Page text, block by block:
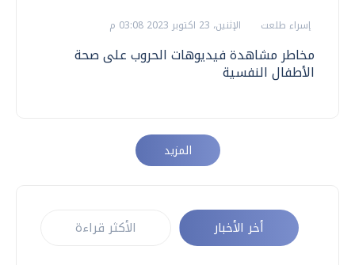
إسراء طلعت الإثنين، 23 اكتوبر 2023 03:08 م
مخاطر مشاهدة فيديوهات الحروب على صحة
الأطفال النفسية
المزيد
أخر الأخبار الأكثر قراءة